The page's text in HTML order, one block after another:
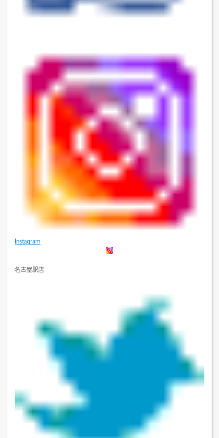
Instagram
名古屋駅店